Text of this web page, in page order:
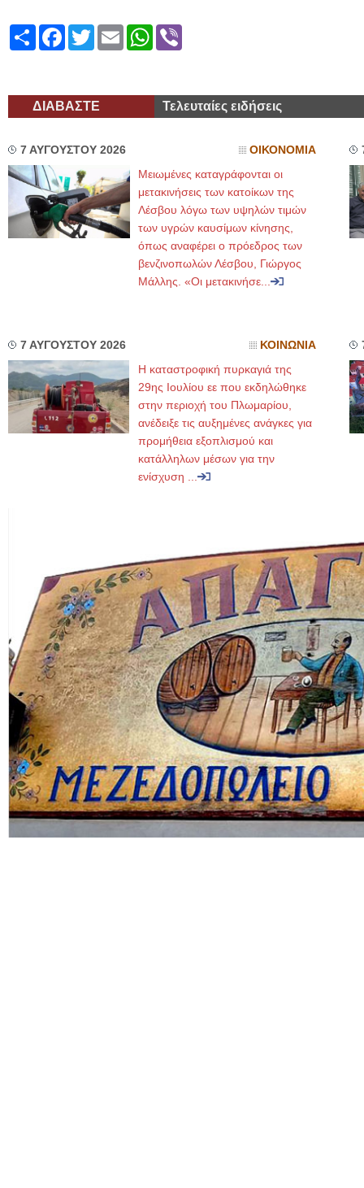
ShareFacebook
TwitterEmailWhatsApp
ΔΙΑΒΑΣΤΕ Τελευταίες ειδήσεις
7 ΑΥΓΟΥΣΤΟΥ 2026 ΟΙΚΟΝΟΜΙΑ
Μειωμένες καταγράφονται οι
μετακινήσεις των κατοίκων της
Λέσβου λόγω των υψηλών τιμών
των υγρών καυσίμων κίνησης,
όπως αναφέρει ο πρόεδρος των
βενζινοπωλών Λέσβου, Γιώργος
Μάλλης. «Οι μετακινήσε...
7 ΑΥΓΟΥΣΤΟΥ 2026 ΚΟΙΝΩΝΙΑ
Η καταστροφική πυρκαγιά της
29ης Ιουλίου εε που εκδηλώθηκε
στην περιοχή του Πλωμαρίου,
ανέδειξε τις αυξημένες ανάγκες για
προμήθεια εξοπλισμού και
κατάλληλων μέσων για την
ενίσχυση ...